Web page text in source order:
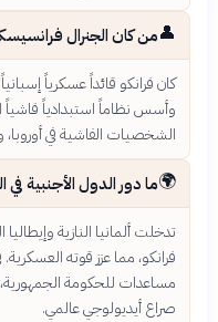
👤من كان الجنرال
كان فرانكو قائداً عسكرياً
الشخصيات الفاشية في أوروبا،
🌍ما دور الدول الأجنبية في
تدخلت ألمانيا النازية
فرانكو، مما عزز قوته
مساعدات للحكومة
صراع أيديولوجي عالمي.